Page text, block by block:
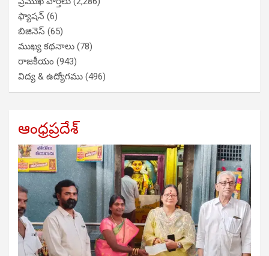
ఫ్యాషన్ (6)
బిజినెస్ (65)
ముఖ్య కథనాలు (78)
రాజకీయం (943)
విద్య & ఉద్యోగము (496)
ఆంధ్రప్రదేశ్